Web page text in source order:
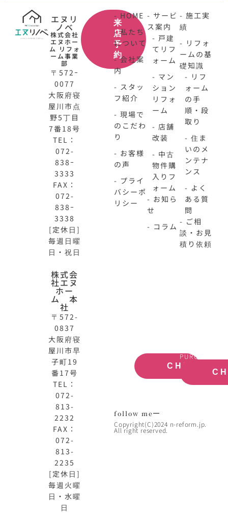
エヌリ
ノベ
株式会社
エヌホー
ム リフォ
ーム事業
部
〒572ｰ
0077
大阪府寝
屋川市点
野5丁目
7番18号
TEL：
072-
838ｰ
3333
FAX：
072-
838ｰ
3338
[定休日]
毎週日曜
日・祝日
株式会
社エヌ
ホー
ム 本
社
〒572-
0837
大阪府寝
屋川市早
子町19
番17号
TEL：
072-
813-
2232
FAX：
072-
813-
2235
[定休日]
毎週火曜
日・水曜
日
来
店
予
約
- HOME
- 私たち
について
- 会社案
内
- スタッ
フ紹介
- 現場で
のこだわ
り
- お客様
の声
- プライ
バシーポ
リシー
- サービ
ス案内
- 戸建
てリフ
ォーム
- マン
ション
リフォ
ーム
- 店舗
改装
- 中古
物件購
入りフ
ォーム
- お知ら
せ
- コラム
- 施工実
績
- リフォ
ームの基
礎知識
- リフ
ォーム
の手
順・段
取り
- 住ま
いのメ
ンテナ
ンス
- よく
ある質
問
- ご相
談・お見
積り依頼
CHECK
PURCHASE
follow me
Copyright(C)2024 n-reform.jp.
All right reserved.